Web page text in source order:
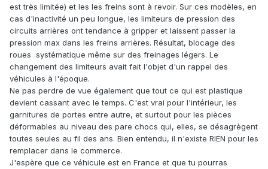
est très limitée) et les les freins sont à revoir. Sur ces modèles, en
cas d'inactivité un peu longue, les limiteurs de pression des
circuits arrières ont tendance à gripper et laissent passer la
pression max dans les freins arrières. Résultat, blocage des
roues systématique même sur des freinages légers. Le
changement des limiteurs avait fait l'objet d'un rappel des
véhicules à l'époque.
Ne pas perdre de vue également que tout ce qui est plastique
devient cassant avec le temps. C'est vrai pour l'intérieur, les
garnitures de portes entre autre, et surtout pour les pièces
déformables au niveau des pare chocs qui, elles, se désagrègent
toutes seules au fil des ans. Bien entendu, il n'existe RIEN pour les
remplacer dans le commerce.
J'espère que ce véhicule est en France et que tu pourras